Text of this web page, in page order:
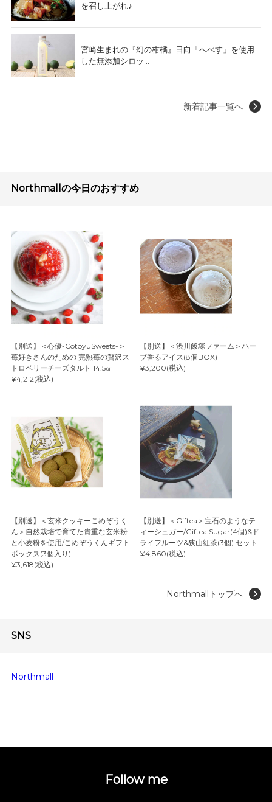
を召し上がれ♪
宮崎生まれの『幻の柑橘』日向「へべす」を使用
した無添加シロッ...
新着記事一覧へ
Northmallの今日のおすすめ
【別送】＜心優-CotoyuSweets-＞
苺好きさんのための 完熟苺の贅沢ス
トロベリーチーズタルト 14.5㎝
¥4,212(税込)
【別送】＜渋川飯塚ファーム＞ハー
ブ香るアイス(8個BOX)
¥3,200(税込)
【別送】＜玄米クッキーこめぞうく
ん＞自然栽培で育てた貴重な玄米粉
と小麦粉を使用/こめぞうくんギフト
ボックス(3個入り)
¥3,618(税込)
【別送】＜Giftea＞宝石のようなテ
ィーシュガー/Giftea Sugar(4個)&ド
ライフルーツ&狭山紅茶(3個) セット
¥4,860(税込)
Northmallトップへ
SNS
Northmall
Follow me